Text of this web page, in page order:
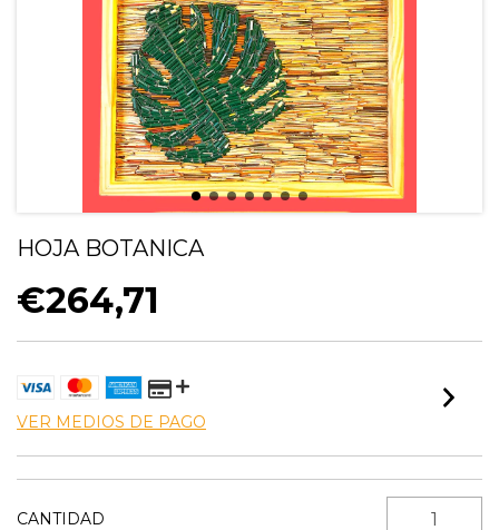
HOJA BOTANICA
€264,71
VER MEDIOS DE PAGO
CANTIDAD